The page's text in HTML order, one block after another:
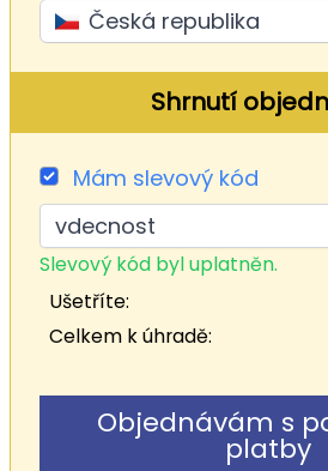
Česká republika
Shrnutí
Mám slevový kód
Slevový kód byl uplatněn.
Ušetříte:
Celkem k úhradě:
Objednávám s
platby